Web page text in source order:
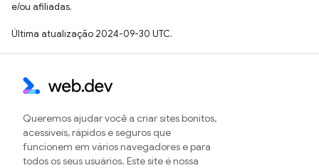
e/ou afiliadas.
Última atualização 2024-09-30 UTC.
Queremos ajudar você a criar sites bonitos,
acessíveis, rápidos e seguros que
funcionem em vários navegadores e para
todos os seus usuários. Este site é nossa